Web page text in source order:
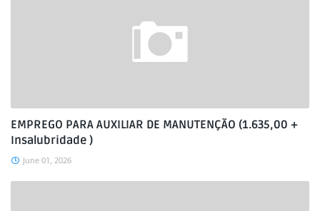
EMPREGO PARA AUXILIAR DE MANUTENÇÃO (1.635,00 +
Insalubridade )
June 01, 2026